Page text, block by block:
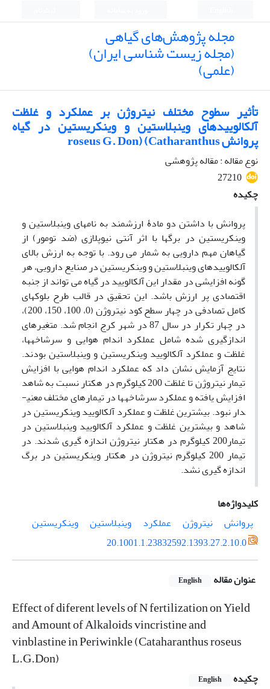
مجله پژوهش‌های گیاهی
(مجله زیست شناسی ایران)
(علمی)
تأثیر سطوح مختلف نیتروژن بر عملکرد و غلظت
آلکالوییدهای وینبلاستین و وینکریستین در گیاه
پروانش roseus G. Don) (Catharanthus
نوع مقاله : مقاله پژوهشی
27210
چکیده
پروانش با داشتن دو مادۀ ارزشمند به نامهای وینبلاستین و
وینکریستین در برگها با اثر آنتی نیوپلازی (ضد تومور) از
گیاهان مهم دارویی به شمار می رود. با توجه به ارزش بالای
آلکالوییدهای وینبلاستین و وینکریستین در صنایع دارویی، هر
گونه افزایشی در مقدار این آلکالویید در گیاه می تواند از جنبه
اقتصادی پر ارزش باشد. این تحقیق در قالب طرح بلوکهای
کامل تصادفی در چهار سطح کود نیتروژن (0، 100، 150، 200)،
در چهار تکرار در سال 87 در شهر کرج انجام شد. متغیرهای
اندازگیری شده شامل عملکرد اندام هوایی و سرشاخه­ها،
غلظت و عملکرد آلکالویید وینکریستین و وینبلاستین بودند.
نتایج آزمایش نشان داد که عملکرد اندام هوایی با افزایش
تیمار نیتروژن تا غلظت 200 کیلوگرم در هکتار نسبت به شاهد
افزایش یافته و عملکرد سرشاخه­ها در تیمارهای مختلف معنی­
دار نبود. بیشترین غلظت و عملکرد آلکالویید وینکریستین در
شاهد و بیشترین غلظت و عملکرد آلکالویید وینبلاستین در
تیمار200 کیلوگرم در هکتار نیتروژن اندازه گیری شدند. در
تیمار 200 کیلوگرم نیتروژن در هکتار وینکریستین در برگ
اندازه گیری نشد.
کلیدواژه‌ها
پروانش
نیتروژن عملکرد وینبلاستین
وینکریستین
20.1001.1.23832592.1393.27.2.10.0
عنوان مقاله English
Effect of diferent levels of N fertilization on Yield
and Amount of Alkaloids vincristine and
vinblastine in Periwinkle (Cataharanthus roseus
L.G.Don)
چکیده English